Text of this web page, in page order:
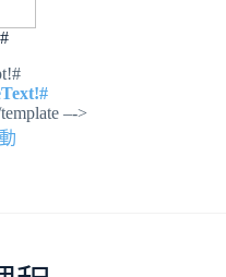
–->